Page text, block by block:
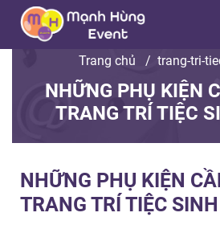
Trang chủ / trang-tri-
NHỮNG PHỤ KIỆN
TRANG TRÍ TIỆC
NHỮNG PHỤ KIỆN
TRANG TRÍ TIỆC